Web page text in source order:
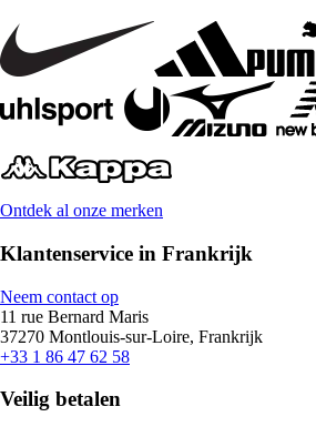
Ontdek al onze merken
Klantenservice in Frankrijk
Neem contact op
11 rue Bernard Maris
37270 Montlouis-sur-Loire, Frankrijk
+33 1 86 47 62 58
Veilig betalen